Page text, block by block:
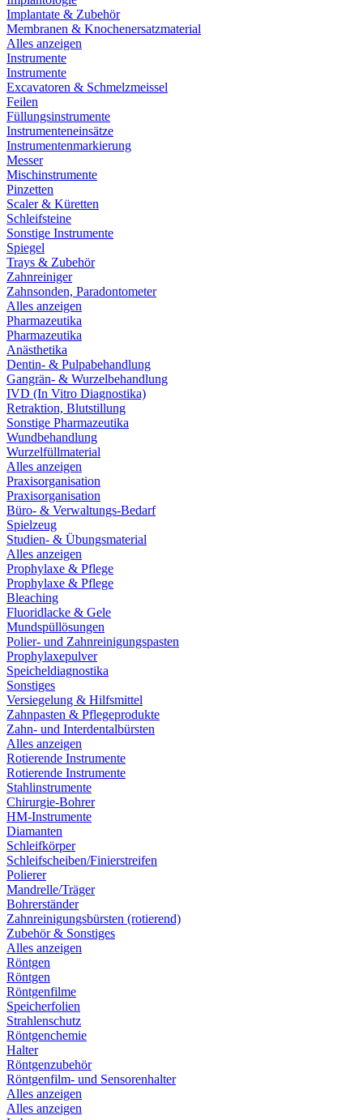
Implantate & Zubehör
Membranen & Knochenersatzmaterial
Alles anzeigen
Instrumente
Instrumente
Excavatoren & Schmelzmeissel
Feilen
Füllungsinstrumente
Instrumenteneinsätze
Instrumentenmarkierung
Messer
Mischinstrumente
Pinzetten
Scaler & Küretten
Schleifsteine
Sonstige Instrumente
Spiegel
Trays & Zubehör
Zahnreiniger
Zahnsonden, Paradontometer
Alles anzeigen
Pharmazeutika
Pharmazeutika
Anästhetika
Dentin- & Pulpabehandlung
Gangrän- & Wurzelbehandlung
IVD (In Vitro Diagnostika)
Retraktion, Blutstillung
Sonstige Pharmazeutika
Wundbehandlung
Wurzelfüllmaterial
Alles anzeigen
Praxisorganisation
Praxisorganisation
Büro- & Verwaltungs-Bedarf
Spielzeug
Studien- & Übungsmaterial
Alles anzeigen
Prophylaxe & Pflege
Prophylaxe & Pflege
Bleaching
Fluoridlacke & Gele
Mundspüllösungen
Polier- und Zahnreinigungspasten
Prophylaxepulver
Speicheldiagnostika
Sonstiges
Versiegelung & Hilfsmittel
Zahnpasten & Pflegeprodukte
Zahn- und Interdentalbürsten
Alles anzeigen
Rotierende Instrumente
Rotierende Instrumente
Stahlinstrumente
Chirurgie-Bohrer
HM-Instrumente
Diamanten
Schleifkörper
Schleifscheiben/Finierstreifen
Polierer
Mandrelle/Träger
Bohrerständer
Zahnreinigungsbürsten (rotierend)
Zubehör & Sonstiges
Alles anzeigen
Röntgen
Röntgen
Röntgenfilme
Speicherfolien
Strahlenschutz
Röntgenchemie
Halter
Röntgenzubehör
Röntgenfilm- und Sensorenhalter
Alles anzeigen
Alles anzeigen